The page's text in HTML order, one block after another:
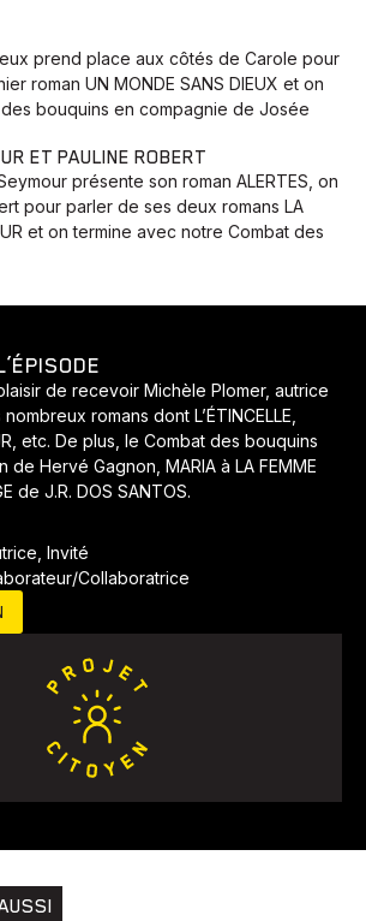
Bingo
Histoires Pêche
prend place aux côtés de Carole pour
roman UN MONDE SANS DIEUX et on
bouquins en compagnie de Josée
ET PAULINE ROBERT
présente son roman ALERTES, on
pour parler de ses deux romans LA
et on termine avec notre Combat des
de recevoir Michèle Plomer, autrice
romans dont L’ÉTINCELLE,
etc. De plus, le Combat des bouquins
de Hervé Gagnon, MARIA à LA FEMME
de J.R. DOS SANTOS.
Invité
Collaboratrice